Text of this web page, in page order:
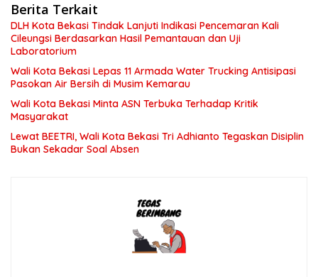
Berita Terkait
DLH Kota Bekasi Tindak Lanjuti Indikasi Pencemaran Kali
Cileungsi Berdasarkan Hasil Pemantauan dan Uji
Laboratorium
Wali Kota Bekasi Lepas 11 Armada Water Trucking Antisipasi
Pasokan Air Bersih di Musim Kemarau
Wali Kota Bekasi Minta ASN Terbuka Terhadap Kritik
Masyarakat
Lewat BEETRI, Wali Kota Bekasi Tri Adhianto Tegaskan Disiplin
Bukan Sekadar Soal Absen